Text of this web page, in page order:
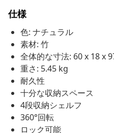
仕様
色: ナチュラル
素材: 竹
全体的な寸法: 60 x 18 x
重さ: 5.45 kg
耐久性
十分な収納スペース
4段収納シェルフ
360°回転
ロック可能